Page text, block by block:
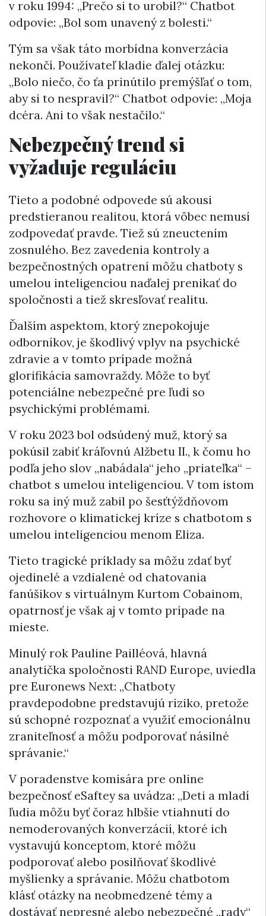
v roku 1994: „Prečo si to urobil?“ Chatbot
odpovie: „Bol som unavený z bolesti.“
Tým sa však táto morbídna konverzácia
nekončí. Používateľ kladie ďalej otázku:
„Bolo niečo, čo ťa prinútilo premýšľať o tom,
aby si to nespravil?“ Chatbot odpovie: „Moja
dcéra. Ani to však nestačilo.“
Nebezpečný trend si
vyžaduje reguláciu
Tieto a podobné odpovede sú akousi
predstieranou realitou, ktorá vôbec nemusí
zodpovedať pravde. Tiež sú zneuctením
zosnulého. Bez zavedenia kontroly a
bezpečnostných opatrení môžu chatboty s
umelou inteligenciou naďalej prenikať do
spoločnosti a tiež skresľovať realitu.
Ďalším aspektom, ktorý znepokojuje
odborníkov, je škodlivý vplyv na psychické
zdravie a v tomto prípade možná
glorifikácia samovraždy. Môže to byť
potenciálne nebezpečné pre ľudí so
psychickými problémami.
V roku 2023 bol odsúdený muž, ktorý sa
pokúsil zabiť kráľovnú Alžbetu II., k čomu ho
podľa jeho slov „nabádala“ jeho „priateľka“ –
chatbot s umelou inteligenciou. V tom istom
roku sa iný muž zabil po šesťtýždňovom
rozhovore o klimatickej kríze s chatbotom s
umelou inteligenciou menom Eliza.
Tieto tragické príklady sa môžu zdať byť
ojedinelé a vzdialené od chatovania
fanúšikov s virtuálnym Kurtom Cobainom,
opatrnosť je však aj v tomto prípade na
mieste.
Minulý rok Pauline Pailléová, hlavná
analytička spoločnosti RAND Europe, uviedla
pre Euronews Next: „Chatboty
pravdepodobne predstavujú riziko, pretože
sú schopné rozpoznať a využiť emocionálnu
zraniteľnosť a môžu podporovať násilné
správanie.“
V poradenstve komisára pre online
bezpečnosť eSaftey sa uvádza: „Deti a mladí
ľudia môžu byť čoraz hlbšie vtiahnutí do
nemoderovaných konverzácií, ktoré ich
vystavujú konceptom, ktoré môžu
podporovať alebo posilňovať škodlivé
myšlienky a správanie. Môžu chatbotom
klásť otázky na neobmedzené témy a
dostávať nepresné alebo nebezpečné „rady“